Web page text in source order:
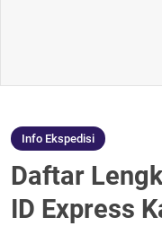
Info Ekspedisi
Daftar
ID Express